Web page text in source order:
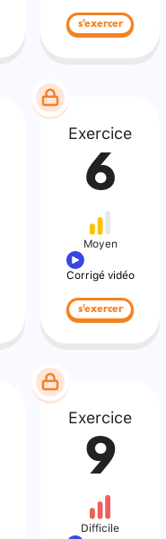
s'exercer
Exercice
6
Moyen
Corrigé vidéo
s'exercer
Exercice
9
Difficile